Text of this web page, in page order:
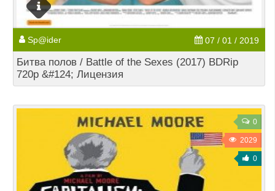
Sp@ider 07 / 01 / 2019
Битва полов / Battle of the Sexes (2017) BDRip
720p &#124; Лицензия
0
2029
0